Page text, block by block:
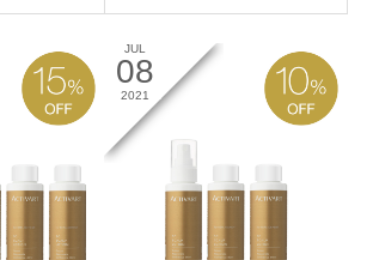
JUL
08
2021